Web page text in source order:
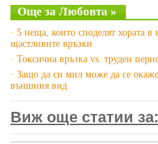
Още за Любовта »
· 5 неща, които споделят хората в
щастливите връзки
· Токсична връзка vs. труден
· Защо да си мил може да се
външния вид
Виж още статии за: